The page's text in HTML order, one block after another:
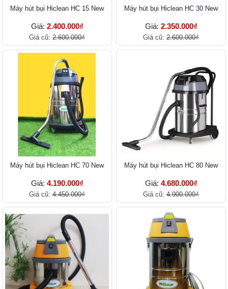
Máy hút bụi Hiclean HC 15 New
Giá: 2.400.000₫
Giá cũ: 2.600.000₫
Máy hút bụi Hiclean HC 30 New
Giá: 2.350.000₫
Giá cũ: 2.600.000₫
Máy hút bụi Hiclean HC 70 New
Giá: 4.190.000₫
Giá cũ: 4.450.000₫
Máy hút bụi Hiclean HC 80 New
Giá: 4.680.000₫
Giá cũ: 4.900.000₫